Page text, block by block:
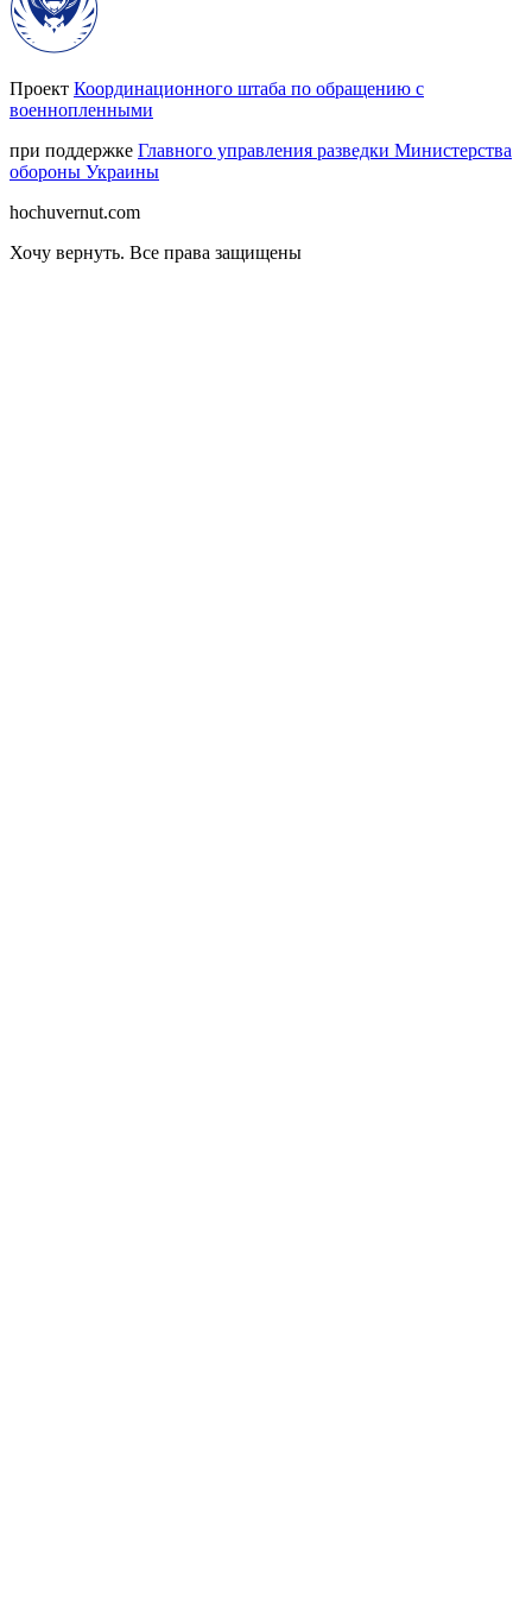
Проект Координационного штаба по обращению с
военнопленными
при поддержке Главного управления разведки Министерства
обороны Украины
hochuvernut.com
Хочу вернуть. Все права защищены